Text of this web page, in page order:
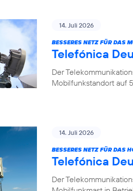
14. Juli 2026
BESSERES NETZ FÜR DAS
Telefónica
Der
Mobilfunkstandort auf
14. Juli 2026
BESSERES NETZ FÜR DAS
Telefónica
Der